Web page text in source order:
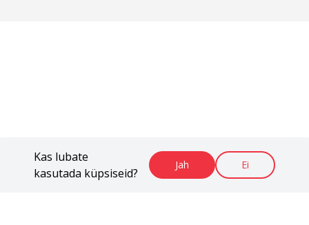
Kas lubate
kasutada küpsiseid?
Jah Ei